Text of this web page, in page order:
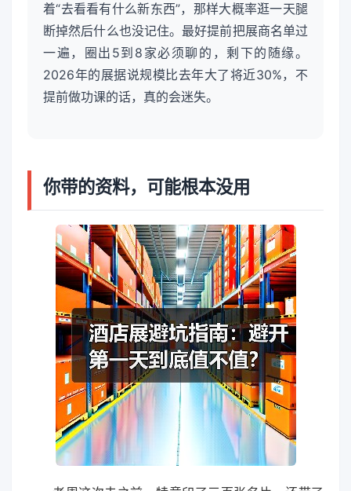
着“去看看有什么新东西”，那样大概率逛一天腿
断掉然后什么也没记住。最好提前把展商名单过
一遍，圈出5到8家必须聊的，剩下的随缘。
2026年的展据说规模比去年大了将近30%，不
提前做功课的话，真的会迷失。
你带的资料，可能根本没用